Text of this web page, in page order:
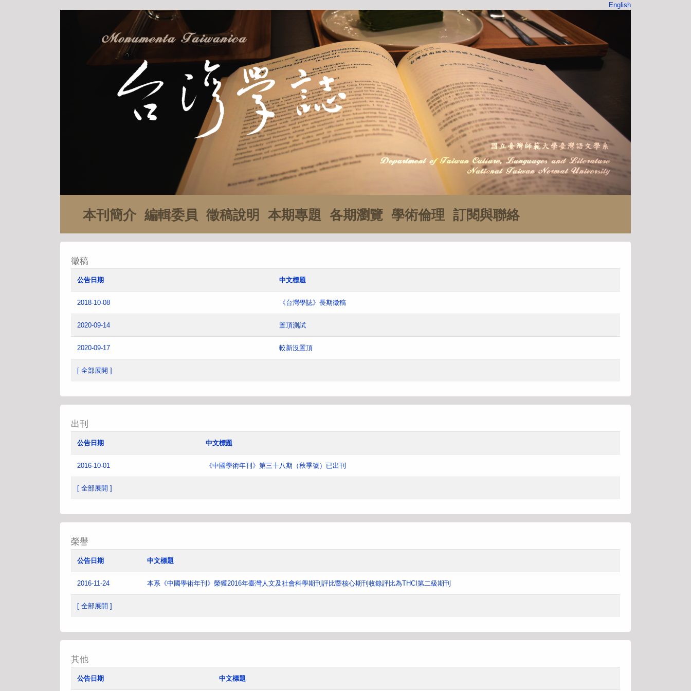
English
本刊簡介 編輯委員 徵稿說明 本期專題 各期瀏覽 學術倫理 訂閱與聯絡
徵稿
公告日期 中文標題
2018-10-08 《台灣學誌》長期徵稿
2020-09-14 置頂測試
2020-09-17 較新沒置頂
[ 全部展開 ]
出刊
公告日期 中文標題
2016-10-01 《中國學術年刊》第三十八期（秋季號）已出刊
[ 全部展開 ]
榮譽
公告日期 中文標題
2016-11-24 本系《中國學術年刊》榮獲2016年臺灣人文及社會科學期刊評比暨核心期刊收錄評比為THCI第二級期刊
[ 全部展開 ]
其他
公告日期 中文標題